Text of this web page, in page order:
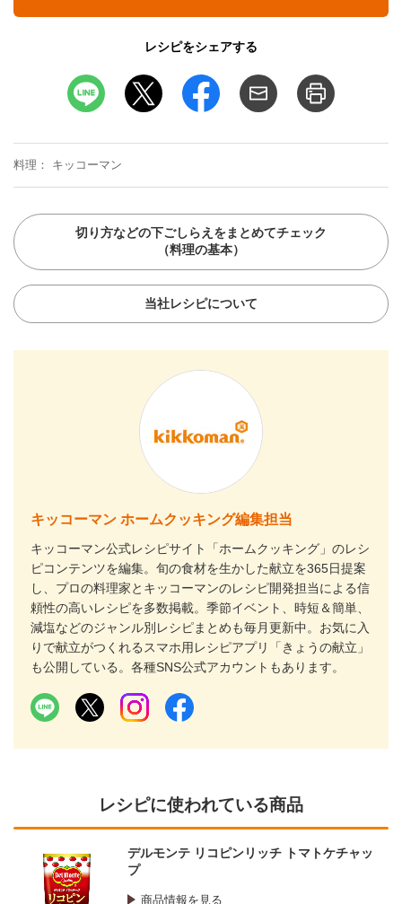
レシピをシェアする
料理 キッコーマン
切り方などの下ごしらえをまとめてチェック
（料理の基本）
当社レシピについて
キッコーマン ホームクッキング編集担当
キッコーマン公式レシピサイト「ホームクッキング」のレシ
ピコンテンツを編集。旬の食材を生かした献立を365日提案
し、プロの料理家とキッコーマンのレシピ開発担当による信
頼性の高いレシピを多数掲載。季節イベント、時短＆簡単、
減塩などのジャンル別レシピまとめも毎月更新中。お気に入
りで献立がつくれるスマホ用レシピアプリ「きょうの献立」
も公開している。各種SNS公式アカウントもあります。
レシピに使われている商品
デルモンテ リコピンリッチ トマトケチャッ
プ
商品情報を見る